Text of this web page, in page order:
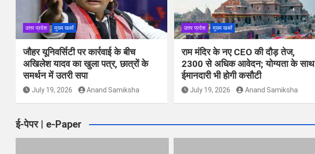
उत्तर प्रदेश मुख्य खबरें
जौहर यूनिवर्सिटी पर कार्रवाई के बीच
अखिलेश यादव का खुला पत्र, छात्रों के
समर्थन में उतरी सपा
July 19, 2026 Anand Samiksha
उत्तर प्रदेश मुख्य खबरें
राम मंदिर के नए CEO की दौड़ तेज,
2300 से अधिक आवेदन; योग्यता के साथ
ईमानदारी भी होगी कसौटी
July 19, 2026 Anand Samiksha
ई-पेपर | e-Paper